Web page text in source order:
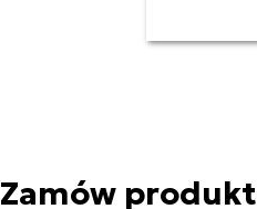
Zamów produkt